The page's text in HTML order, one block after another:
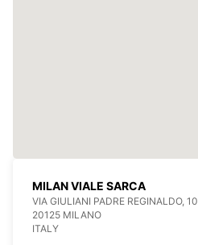
MILAN VIALE SARCA
VIA GIULIANI PADRE REGINALDO, 10
20125 MILANO
ITALY